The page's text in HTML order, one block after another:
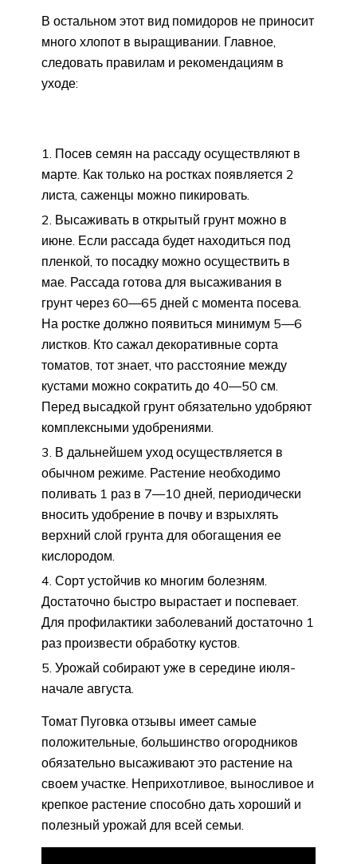
В остальном этот вид помидоров не приносит
много хлопот в выращивании. Главное,
следовать правилам и рекомендациям в
уходе:
Посев семян на рассаду осуществляют в
марте. Как только на ростках появляется 2
листа, саженцы можно пикировать.
Высаживать в открытый грунт можно в
июне. Если рассада будет находиться под
пленкой, то посадку можно осуществить в
мае. Рассада готова для высаживания в
грунт через 60—65 дней с момента посева.
На ростке должно появиться минимум 5—6
листков. Кто сажал декоративные сорта
томатов, тот знает, что расстояние между
кустами можно сократить до 40—50 см.
Перед высадкой грунт обязательно удобряют
комплексными удобрениями.
В дальнейшем уход осуществляется в
обычном режиме. Растение необходимо
поливать 1 раз в 7—10 дней, периодически
вносить удобрение в почву и взрыхлять
верхний слой грунта для обогащения ее
кислородом.
Сорт устойчив ко многим болезням.
Достаточно быстро вырастает и поспевает.
Для профилактики заболеваний достаточно 1
раз произвести обработку кустов.
Урожай собирают уже в середине июля-
начале августа.
Томат Пуговка отзывы имеет самые
положительные, большинство огородников
обязательно высаживают это растение на
своем участке. Неприхотливое, выносливое и
крепкое растение способно дать хороший и
полезный урожай для всей семьи.